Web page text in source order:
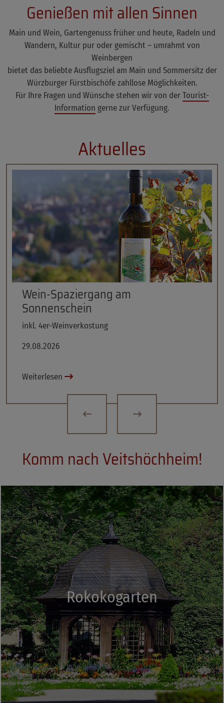
Genießen mit allen Sinnen
Main und Wein, Gartengenuss früher und heute, Radeln und
Wandern, Kultur pur oder gemischt – umrahmt von
Weinbergen
bietet das beliebte Ausflugsziel am Main und Sommersitz der
Würzburger Fürstbischöfe zahllose Möglichkeiten.
Für Ihre Fragen und Wünsche stehen wir von derTourist-
Information gerne zur Verfügung.
Aktuelles
Sonderöffnungszeiten
am Montag, den 31.08.2026
Weiterlesen
Komm nach Veitshöchheim!
Rokokogarten